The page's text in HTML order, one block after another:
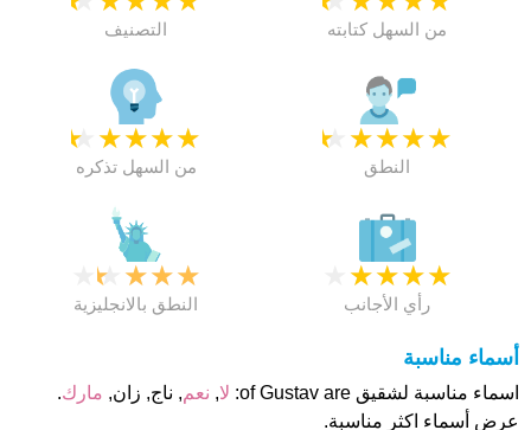
التصنيف من السهل كتابته
★
★
★
★
★
من السهل تذكره
★
★
★
★
★
النطق
★
★
★
★
النطق بالانجليزية
★
★
★
★
رأي الأجانب
أسماء مناسبة
اسماء مناسبة لشقيق of Gustav are: لا, نعم, ناج, زان, مارك.
عرض أسماء اكثر مناسبة.